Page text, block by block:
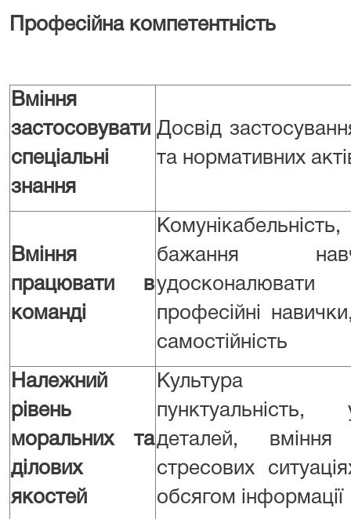
Професійна компетентність
Вміння
застосовувати
спеціальні
знання
Досвід
та нормативних
Вміння
працювати в
команді
бажання
професійні
самостійність
Належний
рівень
моральних та
ділових
якостей
Культура
деталей,
стресових
обсягом інформації